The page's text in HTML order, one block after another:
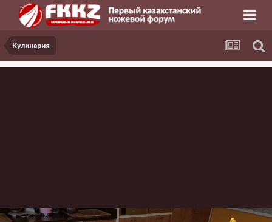
Кулинария